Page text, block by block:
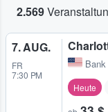
2.569
7. AUG.
FR
7:30 PM
Heute